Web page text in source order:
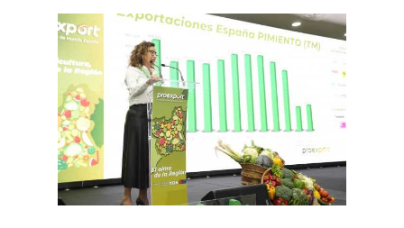
Sostenibilidad
Campañas De
Frutas Y Hortalizas
Concurso
Nuves. Nutrición
Sostenible